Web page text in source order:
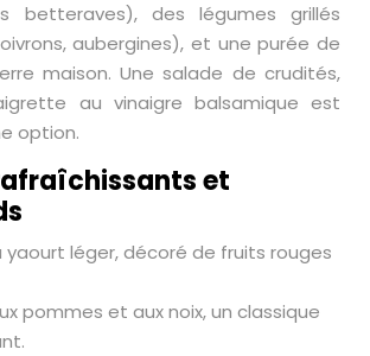
betteraves), des légumes grillés
aubergines), et une purée de
maison. Une salade de crudités,
au vinaigre balsamique est
option.
et
léger, décoré de fruits rouges
pommes et aux noix, un classique